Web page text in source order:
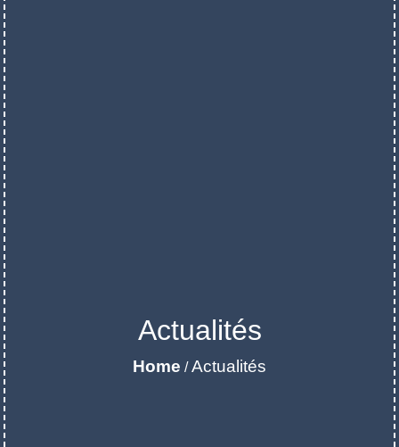
Actualités
Home /Actualités